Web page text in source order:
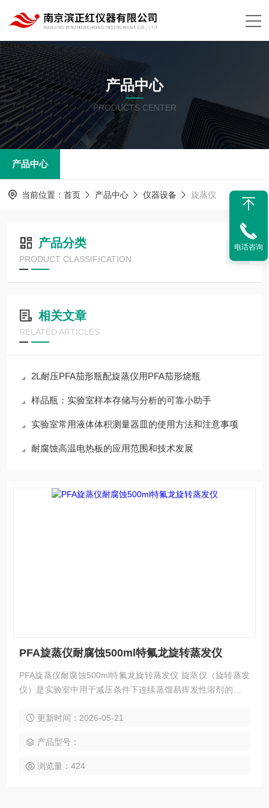
产品中心
PRODUCTS CENTER
产品中心
当前位置： 首页 产品中心 仪器设备 旋蒸仪
产品分类
PRODUCT CLASSIFICATION
相关文章
RELATED ARTICLES
2L耐压PFA茄形瓶配旋蒸仪用PFA茄形烧瓶
样品瓶：实验室样本存储与分析的可靠小助手
实验室常用液体体积测量器皿的使用方法和注意事项
耐腐蚀高温电热板的应用范围和技术发展
PFA旋蒸仪耐腐蚀500ml特氟龙旋转蒸发仪
PFA旋蒸仪耐腐蚀500ml特氟龙旋转蒸发仪 旋蒸仪（旋转蒸发
仪）是实验室中用于减压条件下连续蒸馏易挥发性溶剂的常用
是通过旋转增大蒸发面积并利用减压降低沸点，实现溶剂的快
更新时间：2026-05-21
产品型号：
浏览量：424
电话咨询